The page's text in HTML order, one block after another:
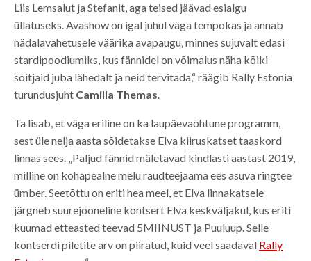
Liis Lemsalut ja Stefanit, aga teised jäävad esialgu
üllatuseks. Avashow on igal juhul väga tempokas ja annab
nädalavahetusele väärika avapaugu, minnes sujuvalt edasi
stardipoodiumiks, kus fännidel on võimalus näha kõiki
sõitjaid juba lähedalt ja neid tervitada,“ räägib Rally Estonia
turundusjuht Camilla Themas.
Ta lisab, et väga eriline on ka laupäevaõhtune programm,
sest üle nelja aasta sõidetakse Elva kiiruskatset taaskord
linnas sees. „Paljud fännid mäletavad kindlasti aastast 2019,
milline on kohapealne melu raudteejaama ees asuva ringtee
ümber. Seetõttu on eriti hea meel, et Elva linnakatsele
järgneb suurejooneline kontsert Elva keskväljakul, kus eriti
kuumad etteasted teevad 5MIINUST ja Puuluup. Selle
kontserdi piletite arv on piiratud, kuid veel saadaval Rally